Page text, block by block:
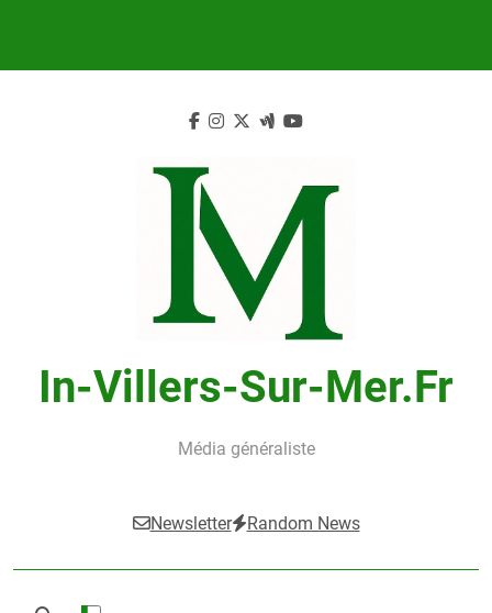
In-Villers-Sur-Mer.fr
Média généraliste
Newsletter Random News